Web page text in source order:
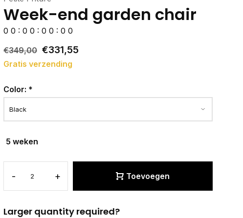
Week-end garden chair
0 0 : 0 0 : 0 0 : 0 0
€349,00 €331,55
Gratis verzending
Color: *
5 weken
- + Toevoegen
Larger quantity required?